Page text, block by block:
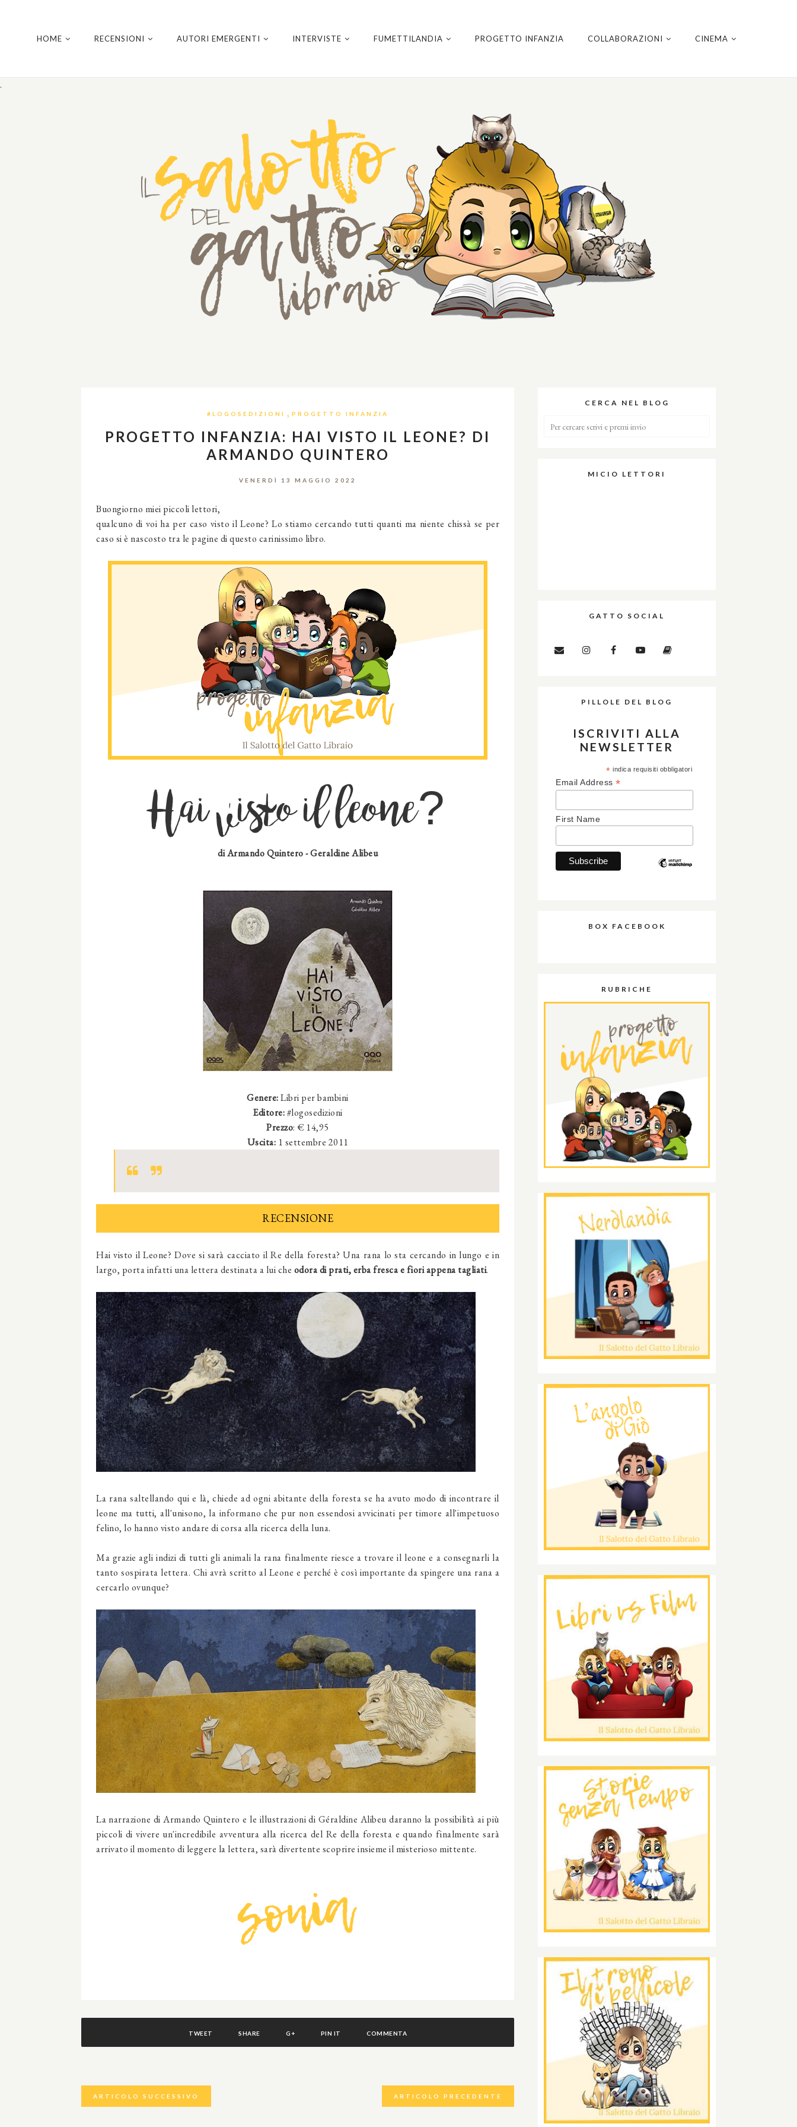
.
HOME RECENSIONI AUTORI EMERGENTI INTERVISTE FUMETTILANDIA PROGETTO INFANZIA COLLABORAZIONI CINEMA
#LOGOSEDIZIONI , PROGETTO INFANZIA
PROGETTO INFANZIA: HAI VISTO IL LEONE? DI
ARMANDO QUINTERO
VENERDÌ 13 MAGGIO 2022
Buongiorno miei piccoli lettori,
qualcuno di voi ha per caso visto il Leone? Lo stiamo cercando tutti quanti ma niente chissà se per
caso si è nascosto tra le pagine di questo carinissimo libro.
Hai visto il leone?
diArmando Quintero - Geraldine Alibeu
Genere:Libri per bambini
Editore:#logosedizioni
Prezzo: € 14,95
Uscita: 1 settembre 2011
RECENSIONE
Hai visto il Leone? Dove si sarà cacciato il Re della foresta? Una rana lo sta cercando in lungo e in
largo, porta infatti una lettera destinata a lui che odora di prati, erba fresca e fiori appena tagliati.
La rana saltellando qui e là, chiede ad ogni abitante della foresta se ha avuto modo di incontrare il
leone ma tutti, all'unisono, la informano che pur non essendosi avvicinati per timore all'impetuoso
felino, lo hanno visto andare di corsa alla ricerca della luna.
Ma grazie agli indizi di tutti gli animali la rana finalmente riesce a trovare il leone e a consegnarli la
tanto sospirata lettera. Chi avrà scritto al Leone e perché è così importante da spingere una rana a
cercarlo ovunque?
La narrazione di Armando Quintero e le illustrazioni di Géraldine Alibeu daranno la possibilità ai più
piccoli di vivere un'incredibile avventura alla ricerca del Re della foresta e quando finalmente sarà
arrivato il momento di leggere la lettera, sarà divertente scoprire insieme il misterioso mittente.
TWEET SHARE G+ PIN IT COMMENTA
ARTICOLO SUCCESSIVO ARTICOLO PRECEDENTE
CERCA NEL BLOG
MICIO LETTORI
GATTO SOCIAL
PILLOLE DEL BLOG
ISCRIVITI ALLA
NEWSLETTER
* indica requisiti obbligatori
Email Address *
First Name
BOX FACEBOOK
RUBRICHE